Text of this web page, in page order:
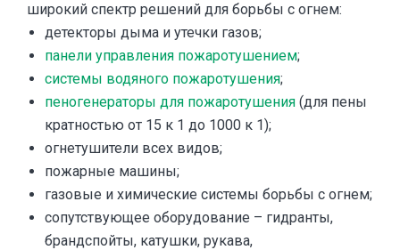
широкий спектр решений для борьбы с огнем:
детекторы дыма и утечки газов;
панели управления пожаротушением;
системы водяного пожаротушения;
пеногенераторы для пожаротушения (для пены
кратностью от 15 к 1 до 1000 к 1);
огнетушители всех видов;
пожарные машины;
газовые и химические системы борьбы с огнем;
сопутствующее оборудование – гидранты,
брандспойты, катушки, рукава,